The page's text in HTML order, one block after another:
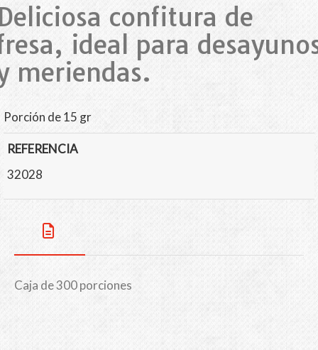
confitura de
ideal para
meriendas.
Porción de 15 gr
REFERENCIA
32028
Caja de 300 porciones